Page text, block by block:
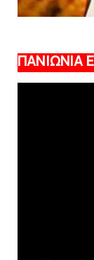
ΠΑΝΙΩΝΙΑ